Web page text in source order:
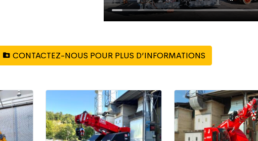
CONTACTEZ-NOUS POUR PLUS D’INFORMATIONS